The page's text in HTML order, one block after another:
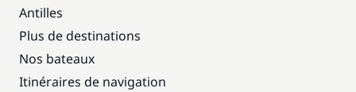
Antilles
Plus de destinations
Nos bateaux
Itinéraires de navigation